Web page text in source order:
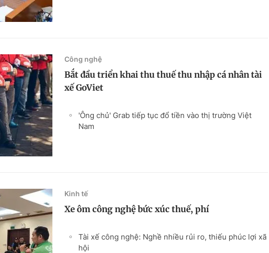
Công nghệ
Bắt đầu triển khai thu thuế thu nhập cá nhân tài
xế GoViet
'Ông chủ' Grab tiếp tục đổ tiền vào thị trường Việt
Nam
Kinh tế
Xe ôm công nghệ bức xúc thuế, phí
Tài xế công nghệ: Nghề nhiều rủi ro, thiếu phúc lợi xã
hội